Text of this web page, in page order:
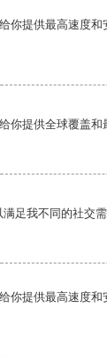
你提供最高速度和
你提供全球覆盖和
足我不同的社交需
你提供最高速度和